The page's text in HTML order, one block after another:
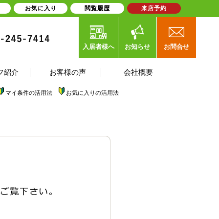
入居者様へ お知らせ お問合せ
紹介 お客様の声 会社概要
マイ条件の活用法 お気に入りの活用法
お気に入り 閲覧履歴 来店予約